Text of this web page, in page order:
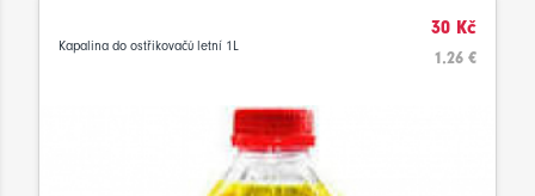
Kapalina do ostřikovačů letní 1L
30 Kč
1.26 €